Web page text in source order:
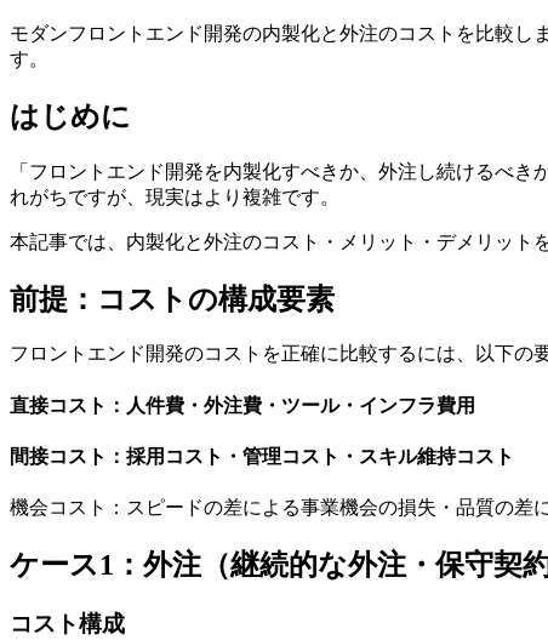
モダンフロントエンド開発の内製化と外注のコストを比較し
す。
はじめに
「フロントエンド開発を内製化すべきか、外注し続けるべ
れがちですが、現実はより複雑です。
本記事では、内製化と外注のコスト・メリット・デメリット
前提：コストの構成要素
フロントエンド開発のコストを正確に比較するには、以下の
直接コスト：人件費・外注費・ツール・インフラ費用
間接コスト：採用コスト・管理コスト・スキル維持コスト
機会コスト：スピードの差による事業機会の損失・品質の差
ケース1：外注（継続的な外注・保守契約
コスト構成